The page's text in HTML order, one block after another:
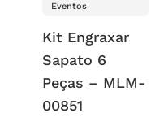
Eventos
Kit Engraxar
Sapato 6
Peças – MLM-
00851